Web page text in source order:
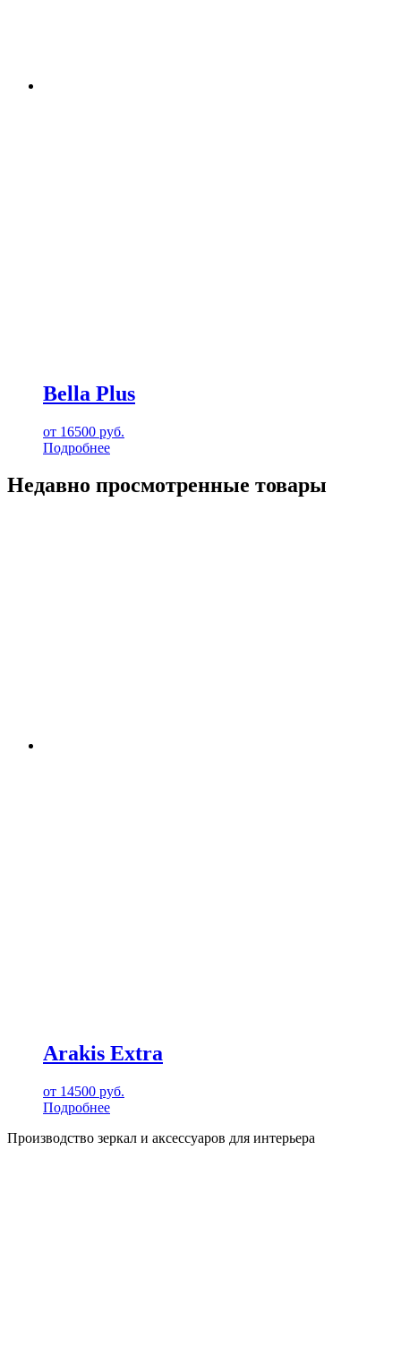
Bella Plus
от 16500 руб.
Подробнее
Недавно просмотренные товары
Arakis Extra
от 14500 руб.
Подробнее
Производство зеркал и аксессуаров для интерьера